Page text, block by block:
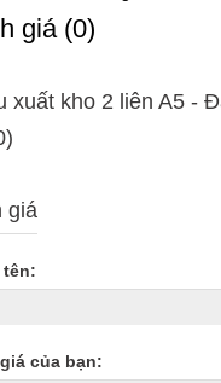
giá (0)
xuất kho 2 liên A5 -
giá
tên:
của bạn: